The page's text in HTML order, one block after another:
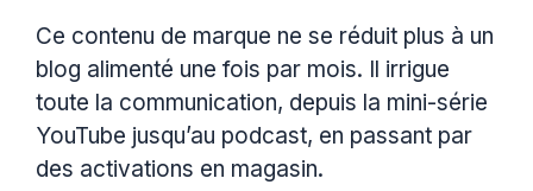
Ce contenu de marque ne se réduit plus à un
blog alimenté une fois par mois. Il irrigue
toute la communication, depuis la mini-série
YouTube jusqu’au podcast, en passant par
des activations en magasin.